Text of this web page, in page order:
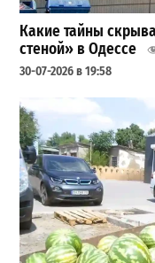
Какие тайны
стеной» в Одессе
30-07-2026 в 19:58